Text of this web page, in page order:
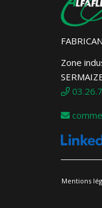
Zone
Mentions